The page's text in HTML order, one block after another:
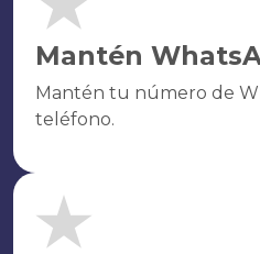
Mantén
Mantén tu número de
teléfono.